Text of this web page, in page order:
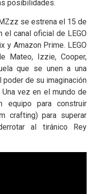
posibilidades.
se estrena el 15 de
canal oficial de LEGO
y Amazon Prime. LEGO
Mateo, Izzie, Cooper,
que se unen a una
poder de su imaginación
vez en el mundo de
equipo para construir
crafting) para superar
al tiránico Rey